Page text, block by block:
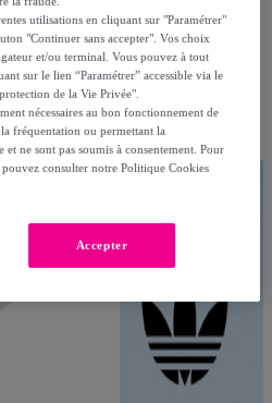
utilisations en cliquant sur "Paramétrer"
"Continuer sans accepter". Vos choix
et/ou terminal. Vous pouvez à tout
sur le lien “Paramétrer” accessible via le
de la Vie Privée".
nécessaires au bon fonctionnement de
fréquentation ou permettant la
ne sont pas soumis à consentement. Pour
consulter notre Politique Cookies
Accepter